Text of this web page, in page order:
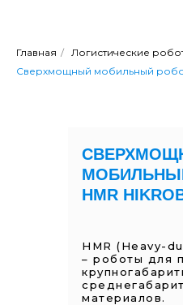
Главная / Логистические
Сверхмощный мобильный
HMR
HMR (Heavy-
– роботы для
материалов.